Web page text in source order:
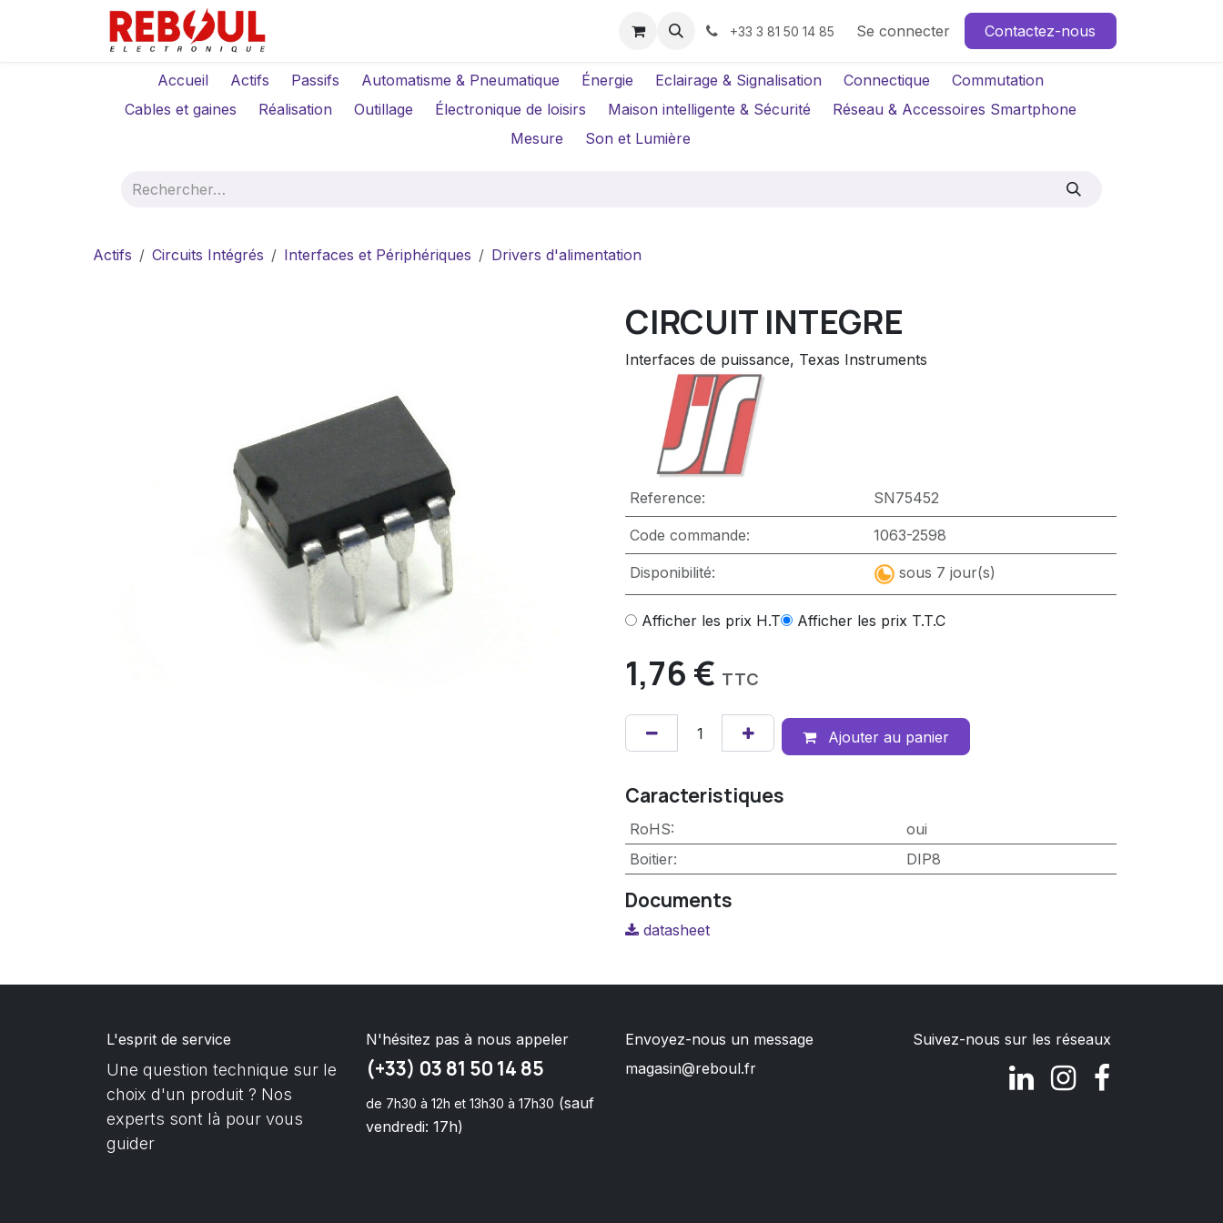
Se rendre au contenu
Location Caméras +33 3 81 50 14 85 Se connecter Contactez-nous
Accueil Actifs Passifs Automatisme & Pneumatique Énergie Eclairage & Signalisation Connectique
Commutation
Cables et gaines
Réalisation Outillage Électronique de loisirs Maison intelligente & Sécurité
Réseau & Accessoires Smartphone
Mesure
Son et Lumière
Actifs Circuits Intégrés Interfaces et Périphériques Drivers d'alimentation
CIRCUIT INTEGRE
Interfaces de puissance, Texas Instruments
Reference: SN75452
Code commande: 1063-2598
Disponibilité: sous 7 jour(s)
Afficher les prix H.T Afficher les prix T.T.C
1,76 € TTC
Ajouter au panier
Caracteristiques
RoHS:
oui
Boitier: DIP8
Documents
datasheet
L'esprit de service
Une question technique sur le
choix d'un produit ? Nos
experts sont là pour vous
guider
N'hésitez pas à nous appeler
(+33) 03 81 50 14 85
de 7h30 à 12h et 13h30 à 17h30 (sauf
vendredi: 17h)
Envoyez-nous un message
magasin@reboul.fr
Suivez-nous sur les réseaux